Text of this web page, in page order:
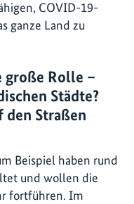
COVID-19-
ganze Land zu
große Rolle –
Städte?
den Straßen
Beispiel haben rund
und wollen die
fortführen. Im